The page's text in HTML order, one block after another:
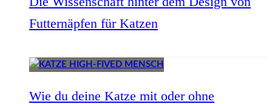
Futternäpfen für Katzen
Wie du deine Katze mit oder ohne